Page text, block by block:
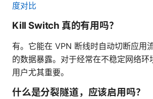
度对比
Kill Switch 真的有用吗？
有。它能在 VPN 断线时自动切断应用
的数据暴露。对于经常在不稳定网络环
用户尤其重要。
什么是分裂隧道，应该启用吗？